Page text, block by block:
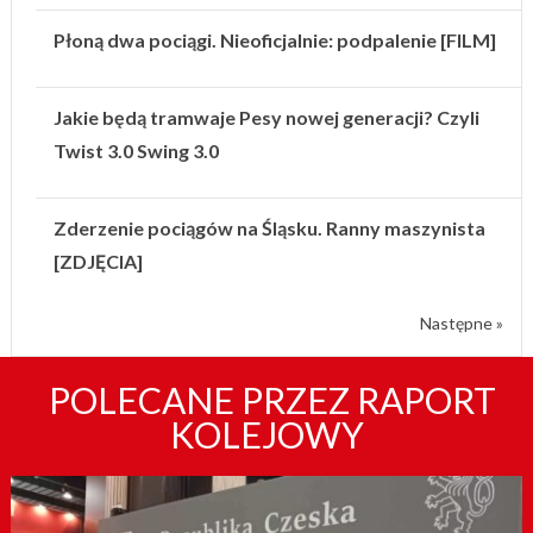
Płoną dwa pociągi. Nieoficjalnie: podpalenie [FILM]
Jakie będą tramwaje Pesy nowej generacji? Czyli
Twist 3.0 Swing 3.0
Zderzenie pociągów na Śląsku. Ranny maszynista
[ZDJĘCIA]
Następne »
POLECANE PRZEZ RAPORT
KOLEJOWY